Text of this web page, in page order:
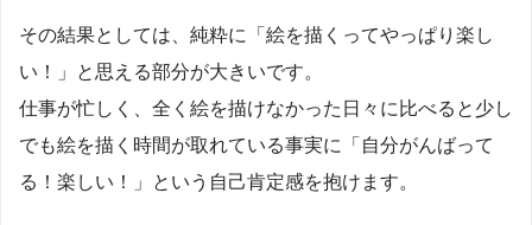
その結果としては、純粋に「絵を描くってやっぱり楽し
い！」と思える部分が大きいです。
仕事が忙しく、全く絵を描けなかった日々に比べると少し
でも絵を描く時間が取れている事実に「自分がんばって
る！楽しい！」という自己肯定感を抱けます。